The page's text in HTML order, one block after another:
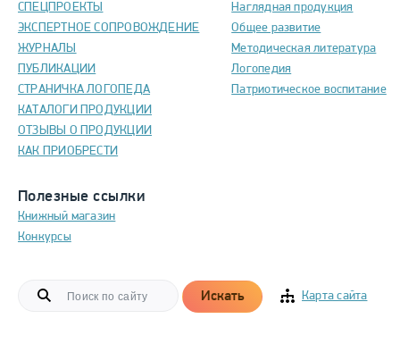
СПЕЦПРОЕКТЫ
ЭКСПЕРТНОЕ СОПРОВОЖДЕНИЕ
ЖУРНАЛЫ
ПУБЛИКАЦИИ
СТРАНИЧКА ЛОГОПЕДА
КАТАЛОГИ ПРОДУКЦИИ
ОТЗЫВЫ О ПРОДУКЦИИ
КАК ПРИОБРЕСТИ
Полезные ссылки
Книжный магазин
Конкурсы
Наглядная продукция
Общее развитие
Методическая литература
Логопедия
Патриотическое воспитание
Искать Карта сайта